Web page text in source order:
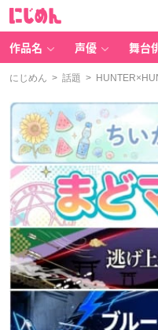
作品名 声優 舞台
にじめん > 話題 >